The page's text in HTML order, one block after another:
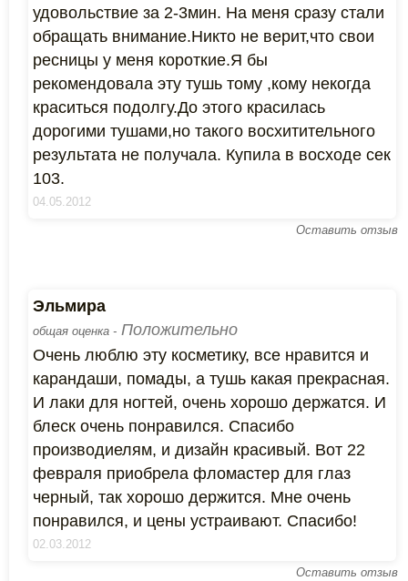
удовольствие за 2-3мин. На меня сразу стали
обращать внимание.Никто не верит,что свои
ресницы у меня короткие.Я бы
рекомендовала эту тушь тому ,кому некогда
краситься подолгу.До этого красилась
дорогими тушами,но такого восхитительного
результата не получала. Купила в восходе сек
103.
04.05.2012
Оставить отзыв
Эльмира
общая оценка - Положительно
Очень люблю эту косметику, все нравится и
карандаши, помады, а тушь какая прекрасная.
И лаки для ногтей, очень хорошо держатся. И
блеск очень понравился. Спасибо
производиелям, и дизайн красивый. Вот 22
февраля приобрела фломастер для глаз
черный, так хорошо держится. Мне очень
понравился, и цены устраивают. Спасибо!
02.03.2012
Оставить отзыв